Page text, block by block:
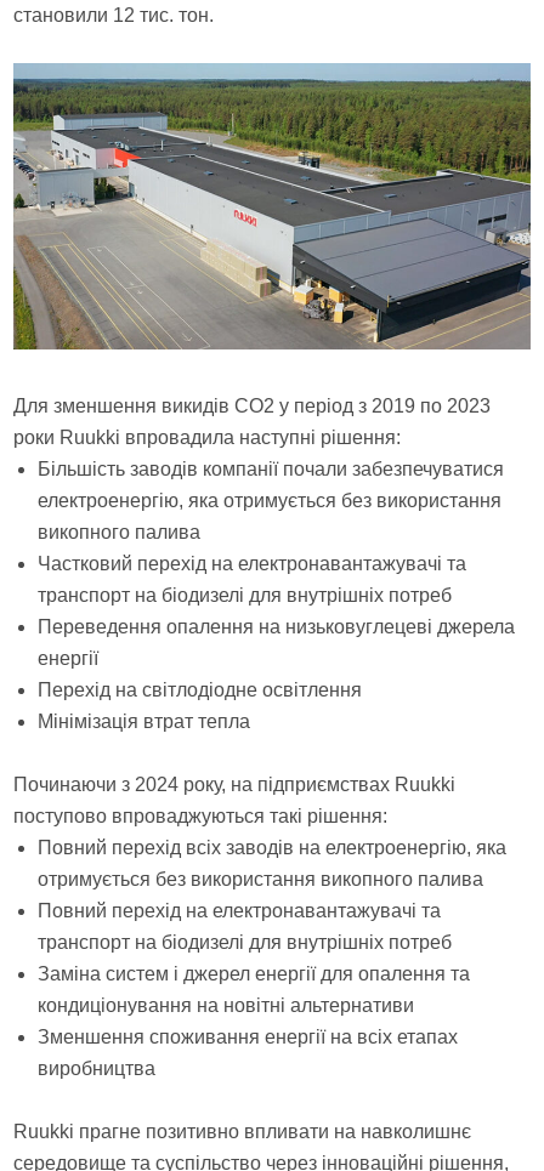
становили 12 тис. тон.
Для зменшення викидів СО2 у період з 2019 по 2023
роки Ruukki впровадила наступні рішення:
Більшість заводів компанії почали забезпечуватися
електроенергію, яка отримується без використання
викопного палива
Частковий перехід на електронавантажувачі та
транспорт на біодизелі для внутрішніх потреб
Переведення опалення на низьковуглецеві джерела
енергії
Перехід на світлодіодне освітлення
Мінімізація втрат тепла
Починаючи з 2024 року, на підприємствах Ruukki
поступово впроваджуються такі рішення:
Повний перехід всіх заводів на електроенергію, яка
отримується без використання викопного палива
Повний перехід на електронавантажувачі та
транспорт на біодизелі для внутрішніх потреб
Заміна систем і джерел енергії для опалення та
кондиціонування на новітні альтернативи
Зменшення споживання енергії на всіх етапах
виробництва
Ruukki прагне позитивно впливати на навколишнє
середовище та суспільство через інноваційні рішення,